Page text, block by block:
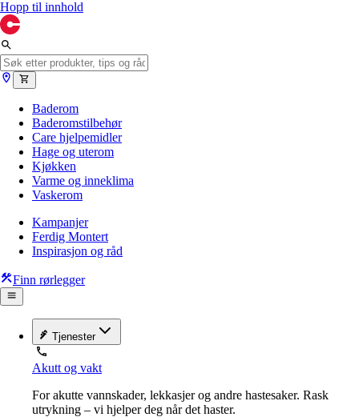
Hopp til innhold
Baderom
Baderomstilbehør
Care hjelpemidler
Hage og uterom
Kjøkken
Varme og inneklima
Vaskerom
Kampanjer
Ferdig Montert
Inspirasjon og råd
Finn rørlegger
Tjenester
Akutt og vakt
For akutte vannskader, lekkasjer og andre hastesaker. Rask
utrykning – vi hjelper deg når det haster.